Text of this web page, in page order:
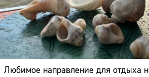
Любимое направление для отдыха